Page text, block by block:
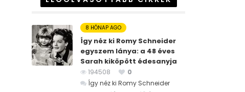
8 HÓNAP AGO
Így néz ki Romy Schneider
egyszem lánya: a 48 éves
Sarah kiköpött édesanyja
194508
0
Így néz ki Romy Schneider